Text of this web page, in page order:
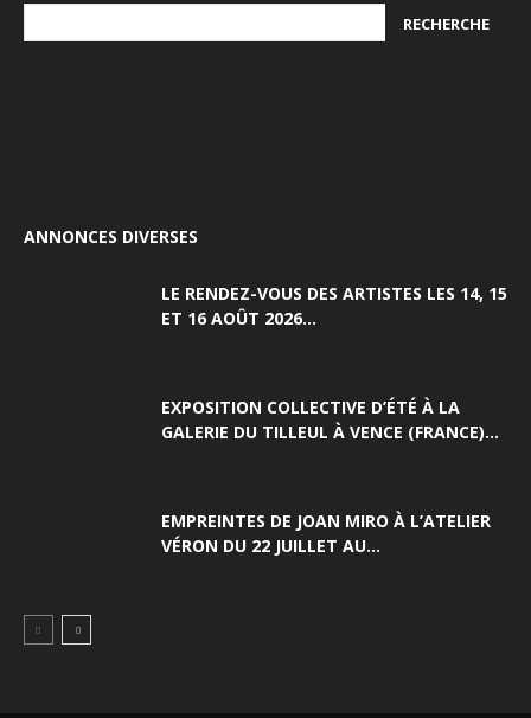
ANNONCES DIVERSES
LE RENDEZ-VOUS DES ARTISTES LES 14, 15
ET 16 AOÛT 2026...
EXPOSITION COLLECTIVE D’ÉTÉ À LA
GALERIE DU TILLEUL À VENCE (FRANCE)...
EMPREINTES DE JOAN MIRO À L’ATELIER
VÉRON DU 22 JUILLET AU...